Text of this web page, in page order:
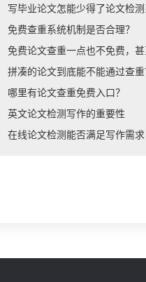
写毕业论文怎能少得了论文检
免费查重系统机制是否合理？
免费论文查重一点也不免费，
拼凑的论文到底能不能通过查重
哪里有论文查重免费入口？
英文论文检测写作的重要性
在线论文检测能否满足写作需求